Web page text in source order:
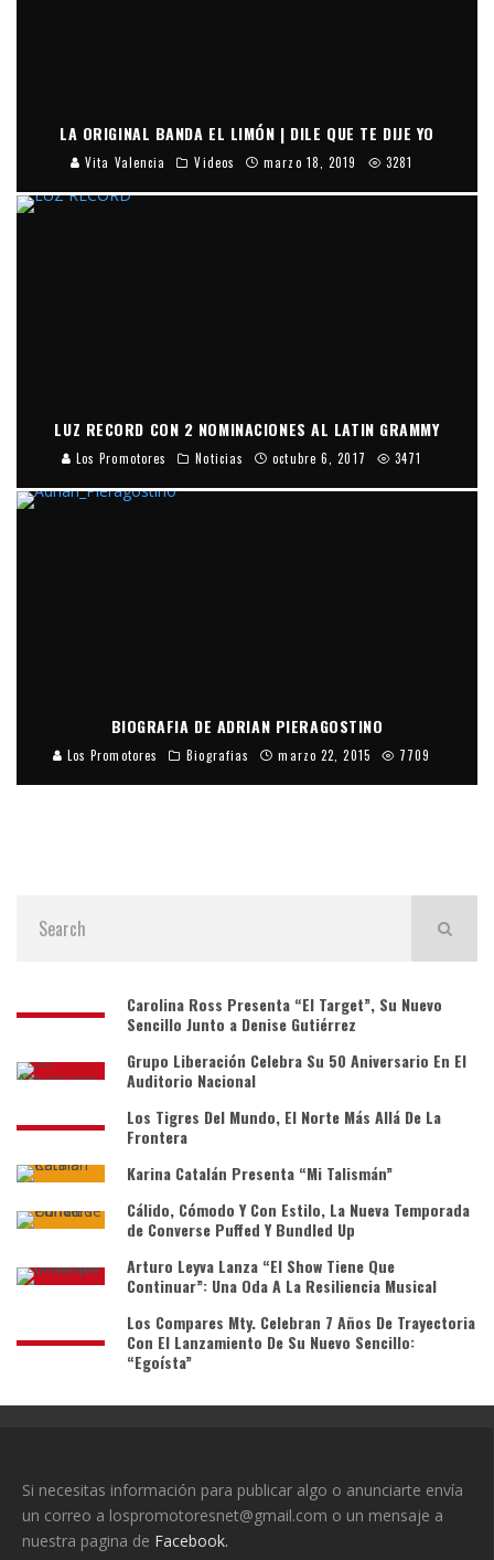
LA ORIGINAL BANDA EL LIMÓN | DILE QUE TE DIJE YO
Vita Valencia Videos marzo 18, 2019 3281
LUZ RECORD CON 2 NOMINACIONES AL LATIN GRAMMY
Los Promotores Noticias octubre 6, 2017 3471
BIOGRAFIA DE ADRIAN PIERAGOSTINO
Los Promotores Biografias marzo 22, 2015 7709
Carolina Ross Presenta “El Target”, Su Nuevo
Sencillo Junto a Denise Gutiérrez
Grupo Liberación Celebra Su 50 Aniversario En El
Auditorio Nacional
Los Tigres Del Mundo, El Norte Más Allá De La
Frontera
Karina Catalán Presenta “Mi Talismán”
Cálido, Cómodo Y Con Estilo, La Nueva Temporada
de Converse Puffed Y Bundled Up
Arturo Leyva Lanza “El Show Tiene Que
Continuar”: Una Oda A La Resiliencia Musical
Los Compares Mty. Celebran 7 Años De Trayectoria
Con El Lanzamiento De Su Nuevo Sencillo:
“Egoísta”
Si necesitas información para publicar algo o anunciarte envía
un correo a lospromotoresnet@gmail.com o un mensaje a
nuestra pagina de Facebook.